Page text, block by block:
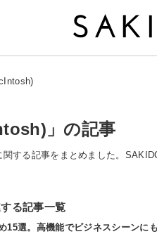
」の記事
する記事をまとめました。
る記事一覧
15選。高機能でビジネスシーンに